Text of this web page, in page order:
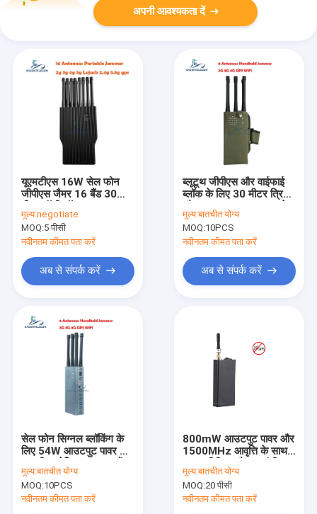
अपनी आवश्यकता दें
यूएमटीएस 16W सेल फोन
जीपीएस जैमर 16 बैंड 30
मूल्य:negotiate
MOQ:5 पीसी
नवीनतम कीमत पता करें
अब से संपर्क करें
ब्लूटूथ जीपीएस और वाईफाई
ब्लॉक के लिए 30 मीटर त्रिज्या
और 54W आउटपुट पावर के
साथ 6 बैंड सिग्नल जैमर
मूल्य:बातचीत योग्य
MOQ:10PCS
नवीनतम कीमत पता करें
अब से संपर्क करें
सेल फोन सिग्नल ब्लॉकिंग के
लिए 54W आउटपुट पावर और
30 मीटर रेडियस वाला 6 बैंड
जीपीएस जैमर ब्लॉकर
मूल्य:बातचीत योग्य
MOQ:10PCS
नवीनतम कीमत पता करें
800mW आउटपुट पावर और
1500MHz आवृत्ति के साथ
वाहन जीपीएस जैमर - एंटी
ट्रैकिंग के लिए हल्के वजन
250 ग्राम
मूल्य:बातचीत योग्य
MOQ:20 पीसी
नवीनतम कीमत पता करें